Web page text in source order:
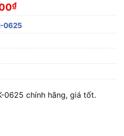
₫
0625
0625 chính hãng, giá tốt.